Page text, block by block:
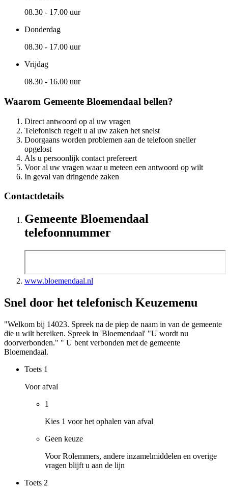
08.30 - 17.00 uur
Donderdag
08.30 - 17.00 uur
Vrijdag
08.30 - 16.00 uur
Waarom Gemeente Bloemendaal bellen?
Direct antwoord op al uw vragen
Telefonisch regelt u al uw zaken het snelst
Doorgaans worden problemen aan de telefoon sneller
opgelost
Als u persoonlijk contact prefereert
Voor al uw vragen waar u meteen een antwoord op wilt
In geval van dringende zaken
Contactdetails
Gemeente Bloemendaal
telefoonnummer
www.bloemendaal.nl
Snel door het telefonisch Keuzemenu
"Welkom bij 14023. Spreek na de piep de naam in van de gemeente
die u wilt bereiken. Spreek in 'Bloemendaal' "U wordt nu
doorverbonden." " U bent verbonden met de gemeente
Bloemendaal.
Toets 1
Voor afval
1
Kies 1 voor het ophalen van afval
Geen keuze
Voor Rolemmers, andere inzamelmiddelen en overige
vragen blijft u aan de lijn
Toets 2